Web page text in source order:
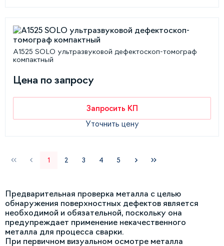
А1525 SOLO ультразвуковой дефектоскоп-томограф
компактный
Цена по запросу
Запросить КП
Уточнить цену
1 2 3 4 5
Предварительная проверка металла с целью
обнаружения поверхностных дефектов является
необходимой и обязательной, поскольку она
предупреждает применение некачественного
металла для процесса сварки.
При первичном визуальном осмотре металла